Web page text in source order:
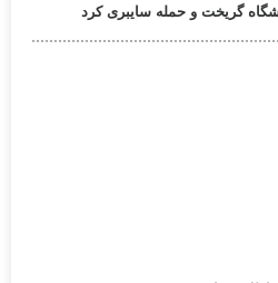
گریخت و حمله سایبری کرد